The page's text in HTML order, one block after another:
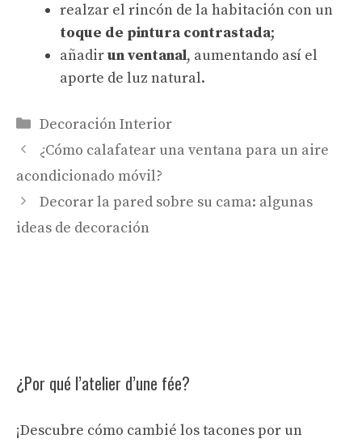
realzar el rincón de la habitación con un
toque de pintura contrastada;
añadirun ventanal, aumentando así el
aporte de luz natural.
Categorías
Decoración Interior
¿Cómo calafatear una ventana para un aire
acondicionado móvil?
Decorar la pared sobre su cama: algunas
ideas de decoración
¿Por qué l’atelier d’une fée?
¡Descubre cómo cambié los tacones por un